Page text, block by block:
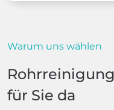
Warum uns wählen
für Sie da